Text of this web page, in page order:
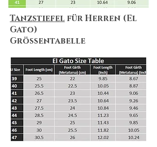
Tanzstiefel für Herren (El
Gato)
Größentabelle